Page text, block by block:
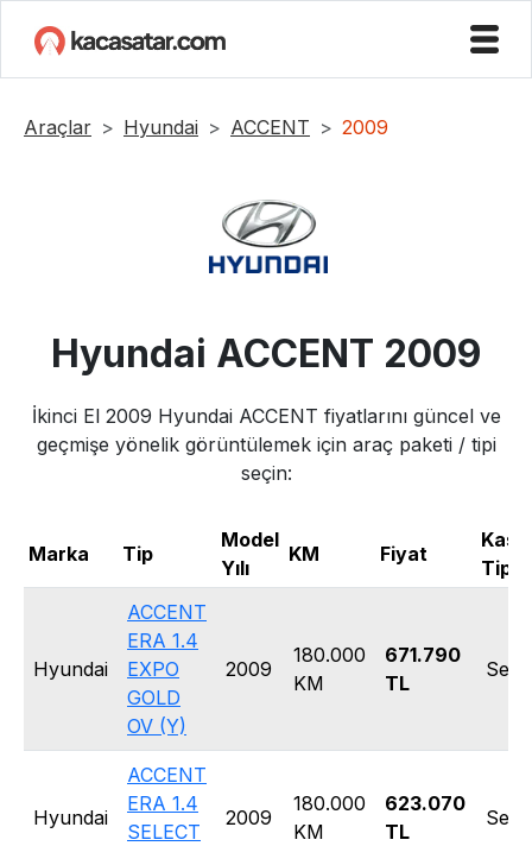
Araçlar Hyundai ACCENT 2009
Hyundai ACCENT 2009
İkinci El 2009 Hyundai ACCENT fiyatlarını güncel ve
geçmişe yönelik görüntülemek için araç paketi / tipi
seçin:
Marka Tip
Model
Yılı
KM Fiyat
Kasa
Tipi
Hyundai
ACCENT
ERA 1.4
EXPO
GOLD
OV (Y)
2009
180.000
KM
671.790
TL
Hyundai
ACCENT
ERA 1.4
SELECT
2009
180.000
KM
623.070
TL